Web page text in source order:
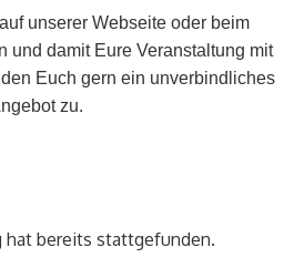
unserer Webseite oder beim
und damit Eure Veranstaltung mit
Euch gern ein unverbindliches
zu.
hat bereits stattgefunden.